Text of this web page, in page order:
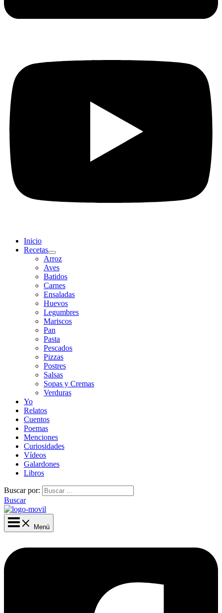
Inicio
Recetas
Arroz
Aves
Batidos
Carnes
Ensaladas
Huevos
Legumbres
Mariscos
Pan
Pasta
Pescados
Pizzas
Postres
Salsas
Sopas y Cremas
Verduras
Yo
Relatos
Cuentos
Poemas
Menciones
Curiosidades
Vídeos
Galardones
Libros
Buscar por:
Buscar
Menú